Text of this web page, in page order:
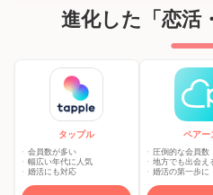
進化した「恋活
タップル
会員数が多い
幅広い年代に人気
婚活にも対応
ペアー
圧倒的な会員数
地方でも出会え
婚活の第一歩に